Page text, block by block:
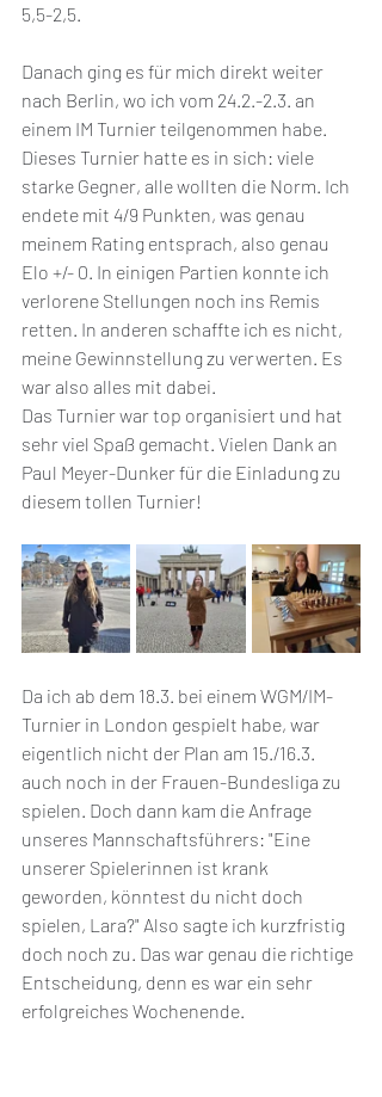
5,5-2,5.
Danach ging es für mich direkt weiter
nach Berlin, wo ich vom 24.2.-2.3. an
einem IM Turnier teilgenommen habe.
Dieses Turnier hatte es in sich: viele
starke Gegner, alle wollten die Norm. Ich
endete mit 4/9 Punkten, was genau
meinem Rating entsprach, also genau
Elo +/- 0. In einigen Partien konnte ich
verlorene Stellungen noch ins Remis
retten. In anderen schaffte ich es nicht,
meine Gewinnstellung zu verwerten. Es
war also alles mit dabei.
Das Turnier war top organisiert und hat
sehr viel Spaß gemacht. Vielen Dank an
Paul Meyer-Dunker für die Einladung zu
diesem tollen Turnier!
Da ich ab dem 18.3. bei einem WGM/IM-
Turnier in London gespielt habe, war
eigentlich nicht der Plan am 15./16.3.
auch noch in der Frauen-Bundesliga zu
spielen. Doch dann kam die Anfrage
unseres Mannschaftsführers: "Eine
unserer Spielerinnen ist krank
geworden, könntest du nicht doch
spielen, Lara?" Also sagte ich kurzfristig
doch noch zu. Das war genau die richtige
Entscheidung, denn es war ein sehr
erfolgreiches Wochenende.